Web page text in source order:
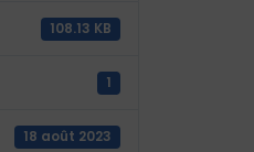
108.13 KB
1
18 août 2023